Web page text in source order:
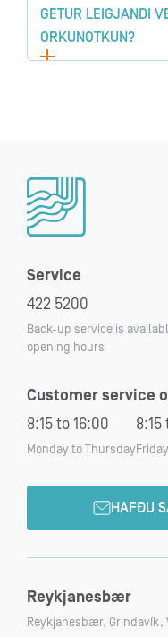
GETUR LEIGJANDI
ORKUNOTKUN?
Service
422 5200
Back-up service is
opening hours
Customer service
8:15 to 16:00
Monday to Thursday
8:15
HAFÐU
Reykjanesbær
Reykjanesbær,